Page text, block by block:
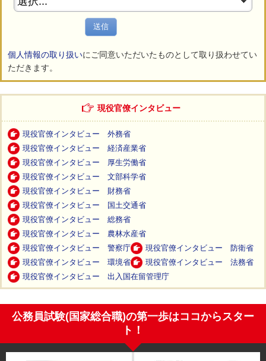
送信
個人情報の取り扱いにご同意いただいたものとして取り扱わせてい
ただきます。
現役官僚インタビュー
現役官僚インタビュー 外務省
現役官僚インタビュー 経済産業省
現役官僚インタビュー 厚生労働省
現役官僚インタビュー 文部科学省
現役官僚インタビュー 財務省
現役官僚インタビュー 国土交通省
現役官僚インタビュー 総務省
現役官僚インタビュー 農林水産省
現役官僚インタビュー 警察庁
現役官僚インタビュー 防衛省
現役官僚インタビュー 環境省
現役官僚インタビュー 法務省
現役官僚インタビュー 出入国在留管理庁
公務員試験(国家総合職)の第一歩はココからスター
ト！